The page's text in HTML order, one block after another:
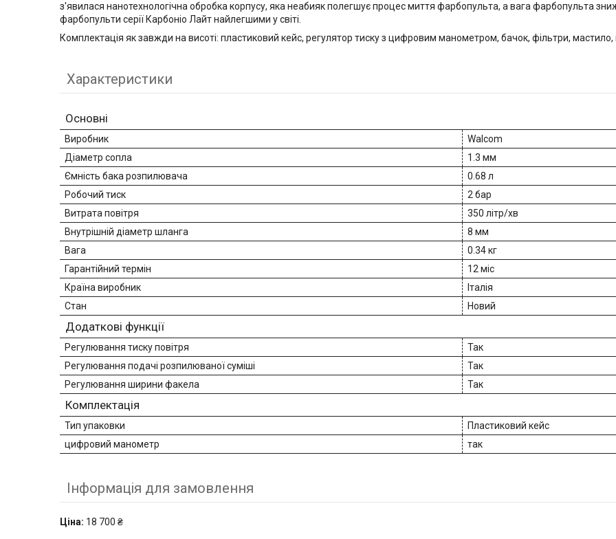
з'явилася нанотехнологічна обробка корпусу, яка неабияк полегшує процес миття фарбопульта, а вага фарбопульта
фарбопульти серії Карбоніо Лайт найлегшими у світі.
Комплектація як завжди на висоті: пластиковий кейс, регулятор тиску з цифровим манометром, бачок, фільтри,
Характеристики
Основні
Виробник
Walcom
Діаметр сопла
1.3 мм
Ємність бака розпилювача
0.68 л
Робочий тиск
2 бар
Витрата повітря
350 літр/хв
Внутрішній діаметр шланга
8 мм
Вага
0.34 кг
Гарантійний термін
12 міс
Країна виробник
Італія
Стан
Новий
Додаткові функції
Регулювання тиску повітря
Так
Регулювання подачі розпилюваної суміші
Так
Регулювання ширини факела
Так
Комплектація
Тип упаковки
Пластиковий кейс
цифровий манометр
так
Інформація для замовлення
Ціна: 18 700 ₴